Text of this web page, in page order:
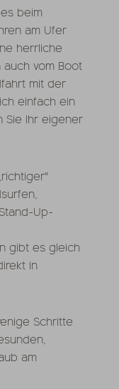
beim
am Ufer
herrliche
auch vom Boot
mit der
einfach ein
Sie Ihr eigener
Up-
gibt es gleich
in
Schritte
am